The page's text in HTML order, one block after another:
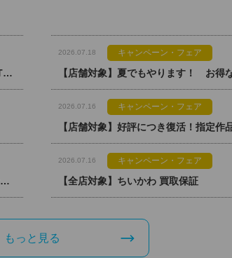
【免税店対象】免税会計ご利用で最大10％＋8％OFF！ TAX FREE BONUS DISCOUNT実施！
【全店・オンライン対象】50人に1人全額ポイントバック！ 推しを全力で応援！ポイント解放祭開催！［らしんばんメンバーズ限定］
2026.07.18 キャンペーン・フェア
2026.07.16 キャンペーン・フェア
2026.07.16 キャンペーン・フェア
【全店対象】ちいかわ 買取保証
もっと見る